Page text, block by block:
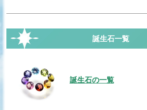
誕生石一覧
誕生石の一覧